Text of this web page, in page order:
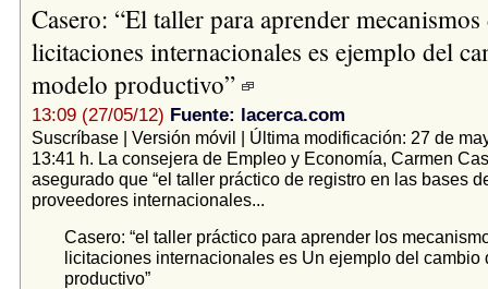
Casero: “El taller para aprender mecanismos
licitaciones internacionales es ejemplo del
modelo productivo”
13:09 (27/05/12) Fuente: lacerca.com
Suscríbase | Versión móvil | Última modificación: 27 de
13:41 h. La consejera de Empleo y Economía, Carmen
asegurado que “el taller práctico de registro en las bases
proveedores internacionales...
Casero: “el taller práctico para aprender los
licitaciones internacionales es Un ejemplo del cambio
productivo”